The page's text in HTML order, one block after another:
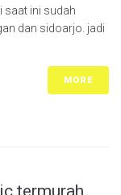
saat ini sudah
dan sidoarjo. jadi
MORE
termurah